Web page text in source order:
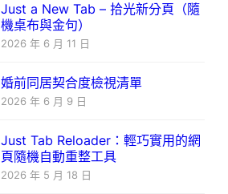
Just a New Tab – 拾光新分頁（隨
機桌布與金句）
2026 年 6 月 11 日
婚前同居契合度檢視清單
2026 年 6 月 9 日
Just Tab Reloader：輕巧實用的網
頁隨機自動重整工具
2026 年 5 月 18 日